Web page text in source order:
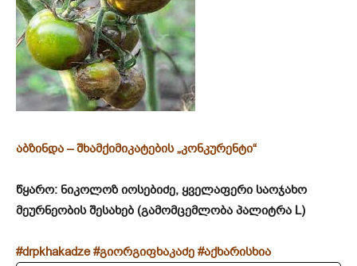
აბზინდა – შხამქიმიკატების „კონკურენტი“
წყარო: ნიკოლოზ იოსებიძე, ყველაფერი საოჯახო
მეურნეობის შესახებ (გამომცემლობა პალიტრა L)
#drpkhakadze #გიორგიფხაკაძე #აქხარისხია